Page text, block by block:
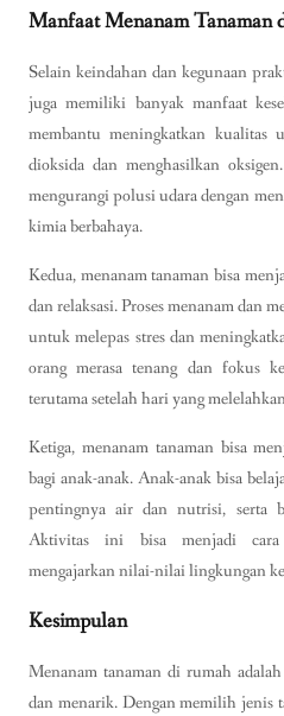
Manfaat Menanam Tanaman
Selain keindahan dan kegunaan
juga memiliki banyak manfaat
membantu meningkatkan kualitas
dioksida dan menghasilkan
mengurangi polusi udara dengan
kimia berbahaya.
Kedua, menanam tanaman bisa
dan relaksasi. Proses menanam dan
untuk melepas stres dan
orang merasa tenang dan fokus
terutama setelah hari yang
Ketiga, menanam tanaman bisa
bagi anak-anak. Anak-anak bisa
pentingnya air dan nutrisi, serta
Aktivitas ini bisa menjadi cara
mengajarkan nilai-nilai lingkungan
Kesimpulan
Menanam tanaman di rumah
dan menarik. Dengan memilih jenis